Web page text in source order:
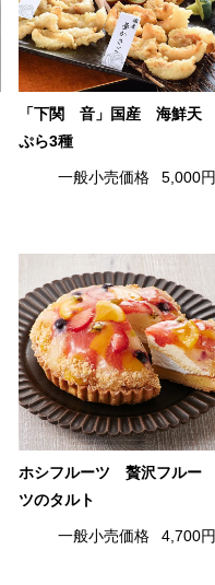
「下関 音」国産 海鮮天
ぷら3種
一般小売価格 5,000円
ホシフルーツ 贅沢フルー
ツのタルト
一般小売価格 4,700円